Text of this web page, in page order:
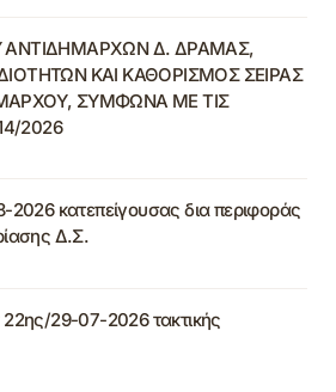
Δ. ΔΡΑΜΑΣ,
ΚΑΙ ΚΑΘΟΡΙΣΜΟΣ ΣΕΙΡΑΣ
ΣΥΜΦΩΝΑ ΜΕ ΤΙΣ
2026
κατεπείγουσας δια περιφοράς
Δ.Σ.
29-07-2026 τακτικής